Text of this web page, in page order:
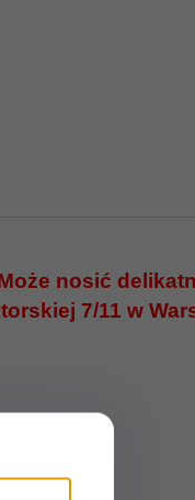
nosić
7/11 w